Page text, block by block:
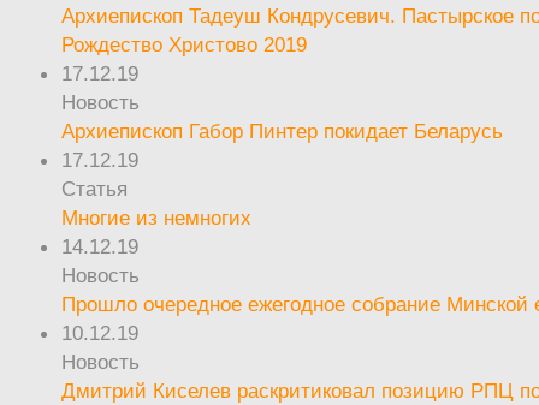
Архиепископ Тадеуш Кондрусевич. Пастырское
Рождество Христово 2019
17.12.19
Новость
Архиепископ Габор Пинтер покидает Беларусь
17.12.19
Статья
Многие из немногих
14.12.19
Новость
Прошло очередное ежегодное собрание
10.12.19
Новость
Дмитрий Киселев раскритиковал позицию РПЦ